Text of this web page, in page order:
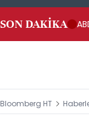
SON DAKİKA
Bloomberg HT